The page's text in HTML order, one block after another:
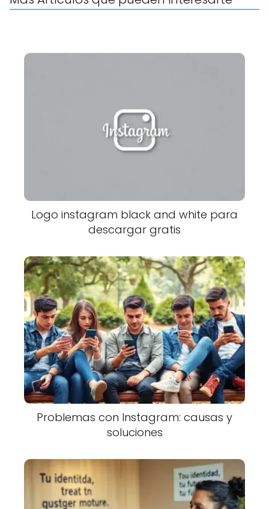
Logo instagram black and white para
descargar gratis
Problemas con Instagram: causas y
soluciones